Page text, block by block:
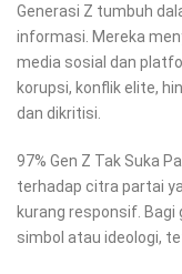
Generasi Z tumbuh
informasi. Mereka
media sosial dan
korupsi, konflik elite,
dan dikritisi.
97% Gen Z Tak Suka
terhadap citra partai
kurang responsif. Bagi
simbol atau ideologi,